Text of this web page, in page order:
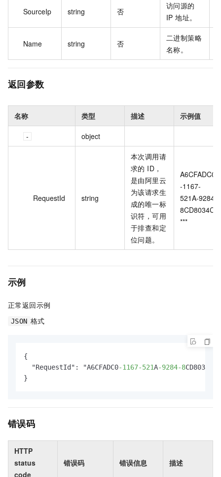
SourceIp string 否
访问源的
IP 地址。
Name string 否
二进制策略
名称。
返回参数
名称 类型 描述 示例值
object
RequestId string
本次调用请
求的 ID，
是由阿里云
为该请求生
成的唯一标
识符，可用
于排查和定
位问题。
A6CFADC0
-1167-
521A-9284-
8CD8034C*
***
示例
正常返回示例
JSON 格式
{
  "RequestId": "A6CFADC0
-1167-521A-9284-8
}
错误码
HTTP
status
code
错误码 错误信息 描述